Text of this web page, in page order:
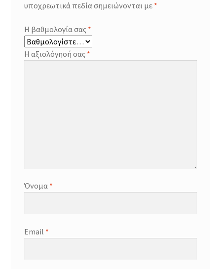
υποχρεωτικά πεδία σημειώνονται με *
Η βαθμολογία σας *
Η αξιολόγησή σας *
Όνομα *
Email *